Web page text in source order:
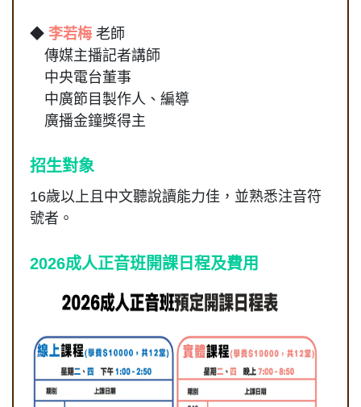
◆ 李若梅 老師
傳媒主播記者講師
中央電台董事
中廣節目製作人、編導
廣播金鐘獎得主
招生對象
16歲以上且中文聽說讀能力佳，並熟悉注音符
號者。
2026成人正音班開課日程及費用